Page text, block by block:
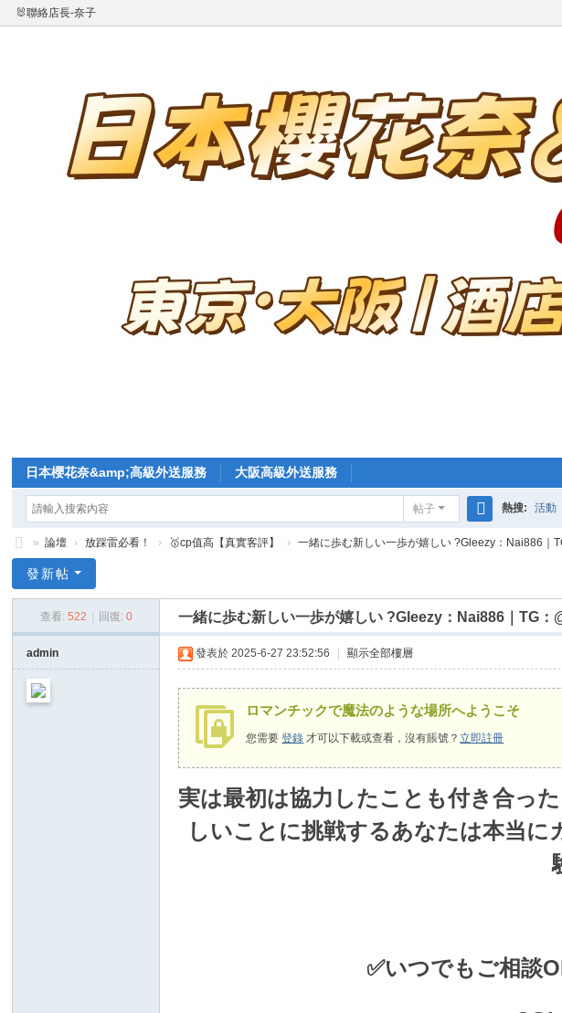
🐰聯絡店長-奈子
日本櫻花奈&amp;高級外送服務 大阪高級外送服務
帖子 熱搜: 活動
🥇
日
櫻
花
奈
» 論壇 › 放踩雷必看！ › 🥇cp值高【真實客評】 › 一緒に歩む新しい一歩が嬉しい ?Gleezy：Nai886｜
發新帖
查看: 522 回復: 0 一緒に歩む新しい一歩が嬉しい ?Gleezy：Nai886｜TG：
admin 發表於 2025-6-27 23:52:56 顯示全部樓層
ロマンチックで魔法のような場所へようこそ
您需要登錄 才可以下載或查看，沒有賬號？立即註冊
実は最初は協力したことも付き合っ
しいことに挑戦するあなたは本当
✅いつでもご相談